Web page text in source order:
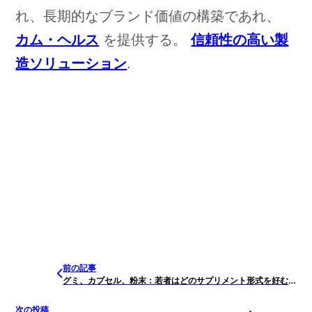
れ、長期的なブランド価値の構築であれ、
カム・ヘルス を提供する。信頼性の高い製
造ソリューション.
前の記事
グミ、カプセル、粉末：若者はどのサプリメント形式を好むか？
次の投稿